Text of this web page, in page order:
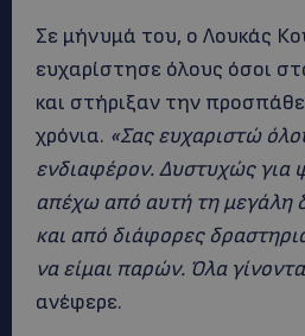
Σε μήνυμά του, ο Λουκάς
ευχαρίστησε όλους όσοι
και στήριξαν την
χρόνια. «Σας ευχαριστώ
ενδιαφέρον. Δυστυχώς για
απέχω από αυτή τη μεγάλη
και από διάφορες
να είμαι παρών. Όλα
ανέφερε.